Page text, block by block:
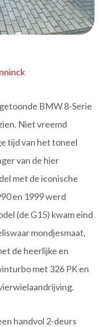
BMW 8-Serie
Niet vreemd
tijd van het toneel
van de hier
met de iconische
en 1999 werd
(de G15) kwam eind
mondjesmaat,
de heerlijke en
met 326 PK en
handvol 2-deurs